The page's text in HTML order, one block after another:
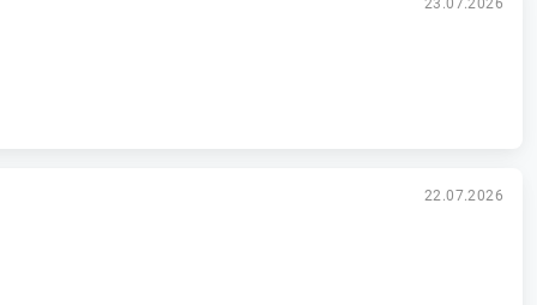
23.07.2026
22.07.2026